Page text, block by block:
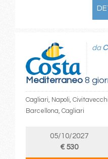
Mediterraneo8
da
Cagliari, Napoli,
Barcellona, Cagliari
05/10/2027
€ 530